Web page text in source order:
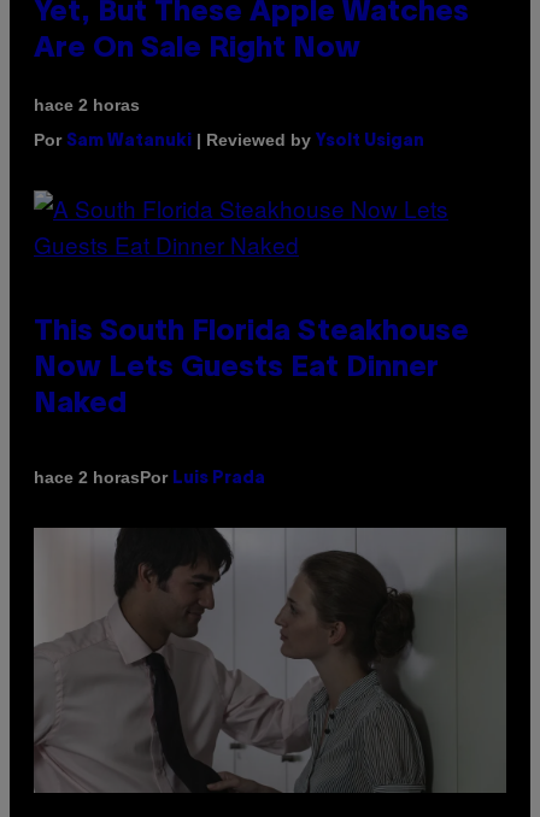
Yet, But These Apple Watches
Are On Sale Right Now
hace 2 horas
Por Sam Watanuki | Reviewed by Ysolt Usigan
This South Florida Steakhouse
Now Lets Guests Eat Dinner
Naked
hace 2 horasPor Luis Prada